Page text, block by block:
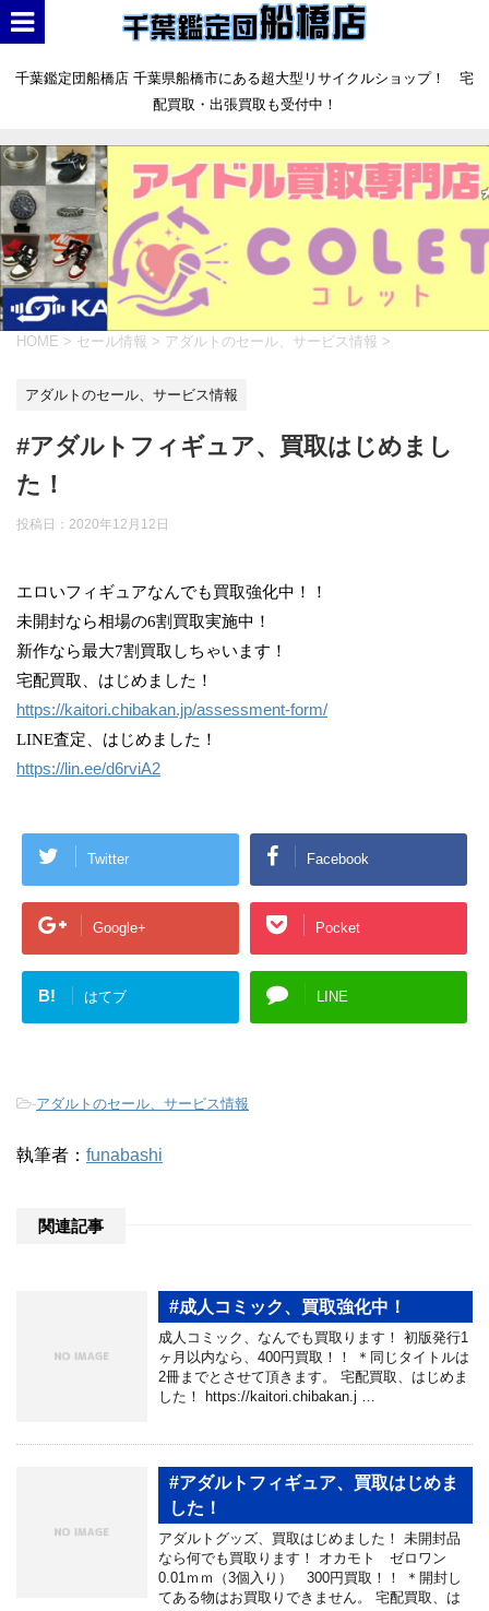
千葉鑑定団船橋店 千葉県船橋市にある超大型リサイクルショップ！ 宅
配買取・出張買取も受付中！
HOME > セール情報 > アダルトのセール、サービス情報 >
アダルトのセール、サービス情報
#アダルトフィギュア、買取はじめまし
た！
投稿日： 2020年12月12日
エロいフィギュアなんでも買取強化中！！
未開封なら相場の6割買取実施中！
新作なら最大7割買取しちゃいます！
宅配買取、はじめました！
https://kaitori.chibakan.jp/assessment-form/
LINE査定、はじめました！
https://lin.ee/d6rviA2
Twitter Facebook
Google+ Pocket
B! はてブ LINE
-アダルトのセール、サービス情報
執筆者： funabashi
関連記事
#成人コミック、買取強化中！
成人コミック、なんでも買取ります！ 初版発行1
ヶ月以内なら、400円買取！！ ＊同じタイトルは
2冊までとさせて頂きます。 宅配買取、はじめま
した！ https://kaitori.chibakan.j …
#アダルトフィギュア、買取はじめま
した！
アダルトグッズ、買取はじめました！ 未開封品
なら何でも買取ります！ オカモト ゼロワン
0.01ｍｍ（3個入り） 300円買取！！ ＊開封し
てある物はお買取りできません。 宅配買取、は